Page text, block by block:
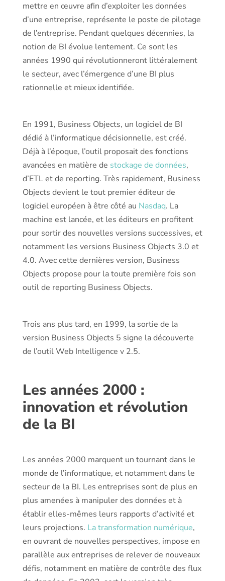
mettre en œuvre afin d’exploiter les données
d’une entreprise, représente le poste de pilotage
de l’entreprise. Pendant quelques décennies, la
notion de BI évolue lentement. Ce sont les
années 1990 qui révolutionneront littéralement
le secteur, avec l’émergence d’une BI plus
rationnelle et mieux identifiée.
En 1991, Business Objects, un logiciel de BI
dédié à l’informatique décisionnelle, est créé.
Déjà à l’époque, l’outil proposait des fonctions
avancées en matière de stockage de données,
d’ETL et de reporting. Très rapidement, Business
Objects devient le tout premier éditeur de
logiciel européen à être côté au Nasdaq. La
machine est lancée, et les éditeurs en profitent
pour sortir des nouvelles versions successives, et
notamment les versions Business Objects 3.0 et
4.0. Avec cette dernières version, Business
Objects propose pour la toute première fois son
outil de reporting Business Objects.
Trois ans plus tard, en 1999, la sortie de la
version Business Objects 5 signe la découverte
de l’outil Web Intelligence v 2.5.
Les années 2000 :
innovation et révolution
de la BI
Les années 2000 marquent un tournant dans le
monde de l’informatique, et notamment dans le
secteur de la BI. Les entreprises sont de plus en
plus amenées à manipuler des données et à
établir elles-mêmes leurs rapports d’activité et
leurs projections. La transformation numérique,
en ouvrant de nouvelles perspectives, impose en
parallèle aux entreprises de relever de nouveaux
défis, notamment en matière de contrôle des flux